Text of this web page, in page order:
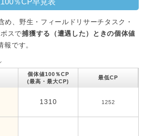
め、野生・フィールドリサーチタスク・
スで捕獲する（遭遇した）ときの個体値
報です。
個体値100％CP
(最高・最大CP)
最低CP
1310 1252